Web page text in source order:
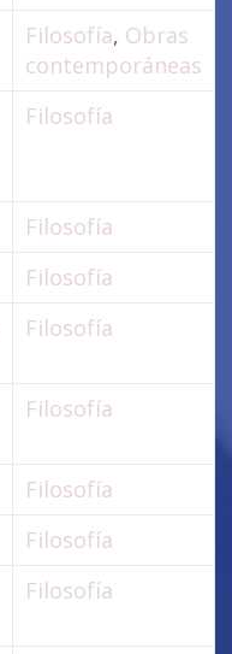
Filosofía, Obras
contemporáneas
Filosofía
Filosofía
Filosofía
Filosofía
Filosofía
Filosofía
Filosofía
Filosofía